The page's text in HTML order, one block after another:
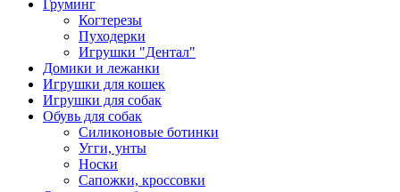
Груминг
Когтерезы
Пуходерки
Игрушки "Дентал"
Домики и лежанки
Игрушки для кошек
Игрушки для собак
Обувь для собак
Силиконовые ботинки
Угги, унты
Носки
Сапожки, кроссовки